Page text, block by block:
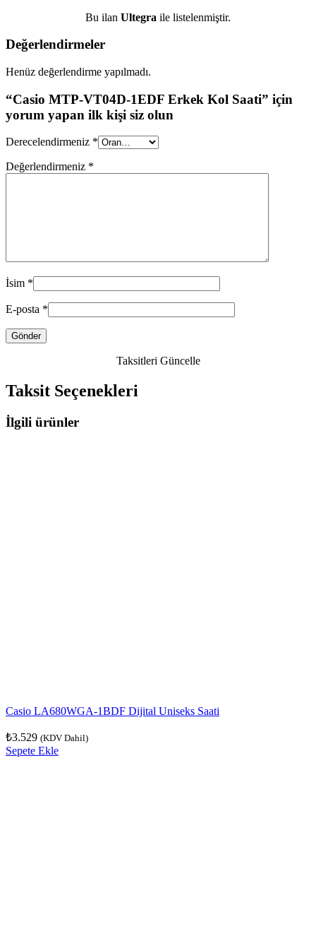
Bu ilan Ultegra ile listelenmiştir.
Değerlendirmeler
Henüz değerlendirme yapılmadı.
“Casio MTP-VT04D-1EDF Erkek Kol Saati” için
yorum yapan ilk kişi siz olun
Derecelendirmeniz *
Değerlendirmeniz *
İsim *
E-posta *
Taksitleri Güncelle
Taksit Seçenekleri
İlgili ürünler
Casio LA680WGA-1BDF Dijital Uniseks Saati
₺3.529 (KDV Dahil)
Sepete Ekle